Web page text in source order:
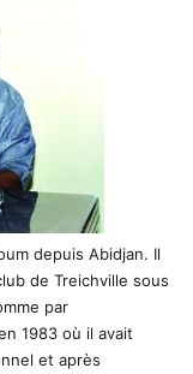
depuis Abidjan. Il
de Treichville sous
par
1983 où il avait
et après